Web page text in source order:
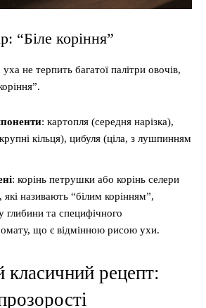
“Біле коріння”
не терпить багатої палітри овочів,
: картопля (середня нарізка),
кільця), цибуля (ціла, з лушпинням
: корінь петрушки або корінь селери
називають “білим корінням”,
глибини та специфічного
що є відмінною рисою ухи.
рецепт: